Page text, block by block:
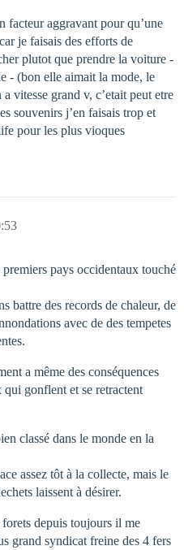
facteur aggravant pour qu’une
je faisais des efforts de
plutot que prendre la voiture -
- (bon elle aimait la mode, le
vitesse grand v, c’etait peut etre
souvenirs j’en faisais trop et
pour les plus vioques
pays occidentaux touché
battre des records de chaleur, de
avec de des tempetes
a même des conséquences
gonflent et se retractent
classé dans le monde en la
assez tôt à la collecte, mais le
laissent à désirer.
depuis toujours il me
grand syndicat freine des 4 fers